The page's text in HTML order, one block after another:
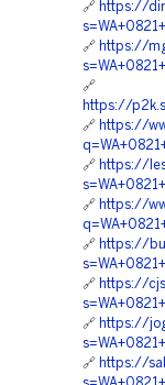
🔗 https://
🔗 https://
🔗
https://
🔗 https://
🔗 https://
🔗 https://
🔗 https://
🔗 https://
🔗 https://
🔗 https://